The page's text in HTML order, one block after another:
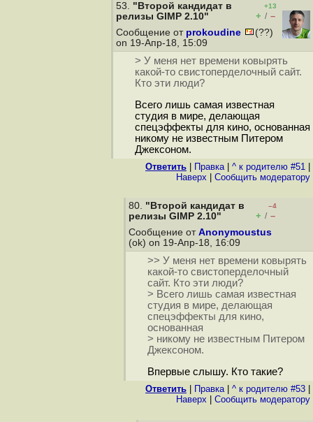
53. "Второй кандидат в
релизы GIMP 2.10"
+13
+ / –
Сообщение от prokoudine
(??)
on 19-Апр-18, 15:09
> У меня нет времени ковырять
какой-то свистоперделочный сайт.
Кто эти люди?
Всего лишь самая известная
студия в мире, делающая
спецэффекты для кино, основанная
никому не известным Питером
Джексоном.
Ответить Правка| ^ к родителю #51
Наверх
Cообщить модератору
80. "Второй кандидат в
релизы GIMP 2.10"
–4
+ / –
Сообщение от Anonymoustus
(ok) on 19-Апр-18, 16:09
>> У меня нет времени ковырять
какой-то свистоперделочный
сайт. Кто эти люди?
> Всего лишь самая известная
студия в мире, делающая
спецэффекты для кино,
основанная
> никому не известным Питером
Джексоном.
Впервые слышу. Кто такие?
Ответить Правка| ^ к родителю #53
Наверх
Cообщить модератору